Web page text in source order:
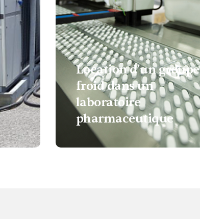
Location d’un groupe
froid dans un
laboratoire
pharmaceutique